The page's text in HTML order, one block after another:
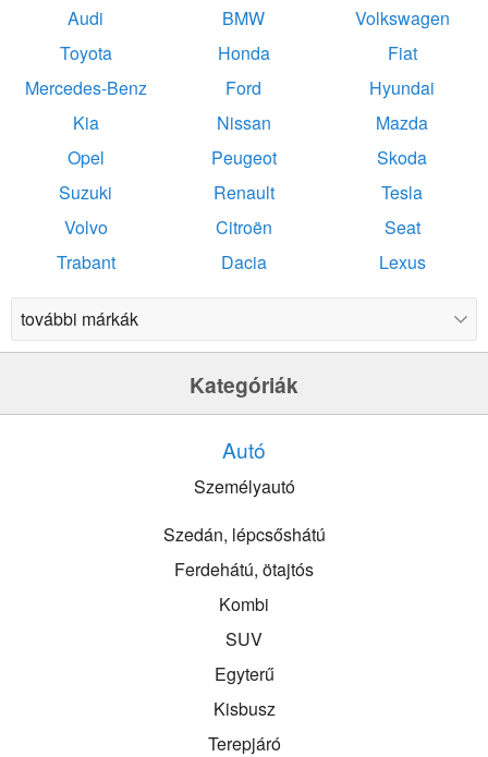
Audi BMW
Volkswagen
Toyota
Honda
Fiat
Mercedes-Benz
Ford
Hyundai
Kia
Nissan
Mazda
Opel
Peugeot
Skoda
Suzuki
Renault
Tesla
Volvo
Citroën
Seat
Trabant
Dacia Lexus
Kategóriák
Autó
Személyautó
Szedán, lépcsőshátú
Ferdehátú, ötajtós
Kombi
SUV
Egyterű
Kisbusz
Terepjáró